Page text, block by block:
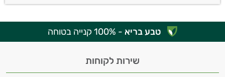
טבע בריא - 100% קנייה בטוחה
שירות לקוחות